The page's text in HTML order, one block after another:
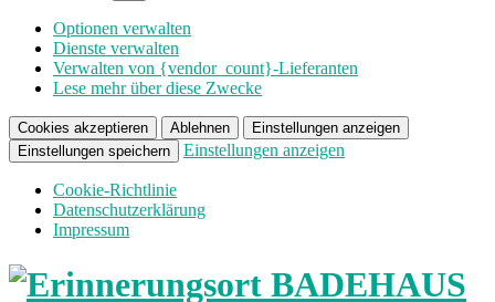
Optionen verwalten
Dienste verwalten
Verwalten von {vendor_count}-Lieferanten
Lese mehr über diese Zwecke
Cookies akzeptieren Ablehnen
Einstellungen anzeigen
Einstellungen speichern
Einstellungen anzeigen
Cookie-Richtlinie
Datenschutzerklärung
Impressum